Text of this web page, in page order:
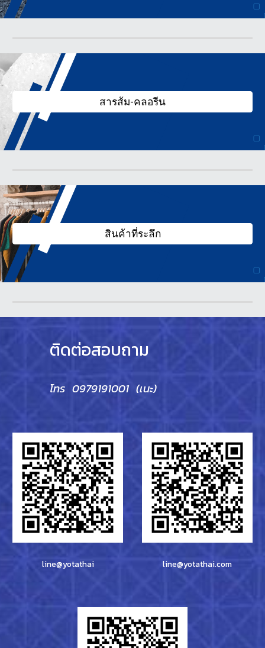
สารส้ม-คลอรีน
สินค้าที่ระลึก
ติดต่อสอบถาม
โทร 0979191001 (เนะ)
line@yotathai line@yotathai.com